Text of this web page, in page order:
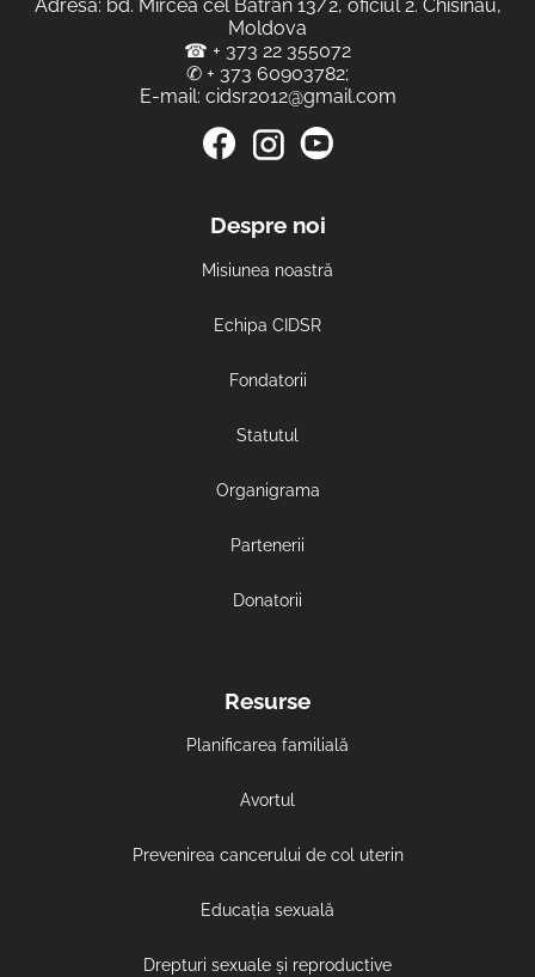
Adresa: bd. Mircea cel Bătrân 13/2, oficiul 2. Chisinău,
Moldova
☎ + 373 22 355072
✆ + 373 60903782;
E-mail: cidsr2012@gmail.com
Despre noi
Misiunea noastră
Echipa CIDSR
Fondatorii
Statutul
Organigrama
Partenerii
Donatorii
Resurse
Planificarea familială
Avortul
Prevenirea cancerului de col uterin
Educația sexuală
Drepturi sexuale și reproductive